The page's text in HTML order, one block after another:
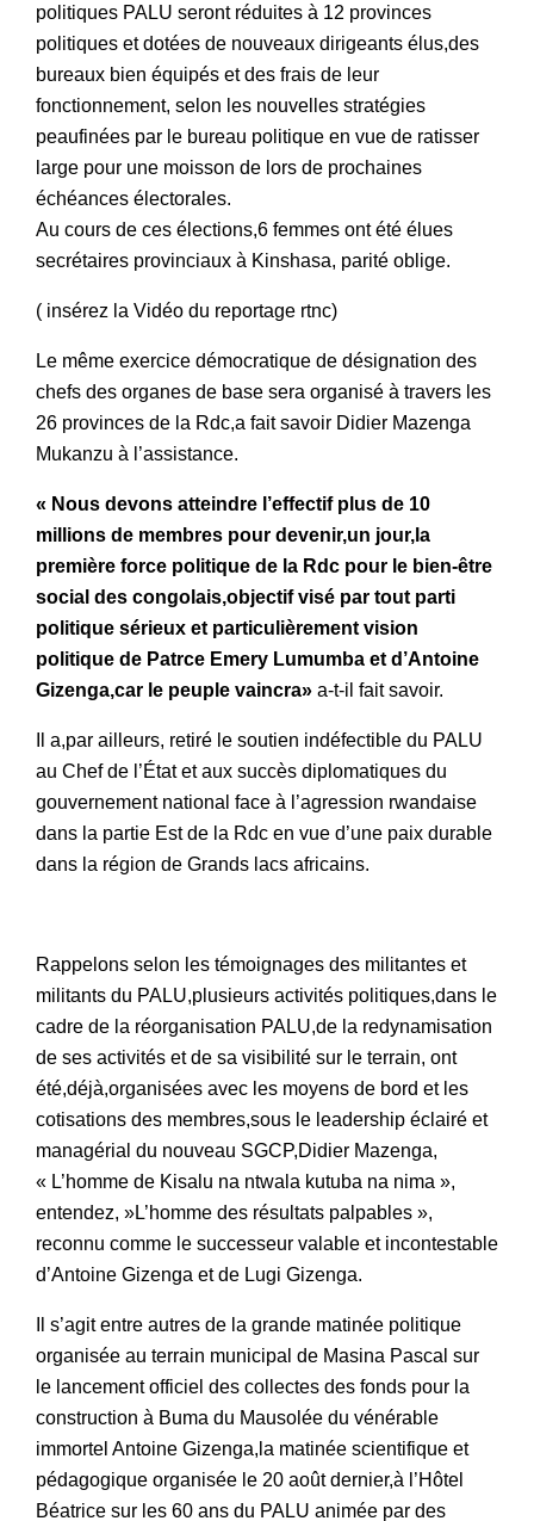
politiques PALU seront réduites à 12 provinces
politiques et dotées de nouveaux dirigeants élus,des
bureaux bien équipés et des frais de leur
fonctionnement, selon les nouvelles stratégies
peaufinées par le bureau politique en vue de ratisser
large pour une moisson de lors de prochaines
échéances électorales.
Au cours de ces élections,6 femmes ont été élues
secrétaires provinciaux à Kinshasa, parité oblige.
( insérez la Vidéo du reportage rtnc)
Le même exercice démocratique de désignation des
chefs des organes de base sera organisé à travers les
26 provinces de la Rdc,a fait savoir Didier Mazenga
Mukanzu à l’assistance.
« Nous devons atteindre l’effectif plus de 10
millions de membres pour devenir,un jour,la
première force politique de la Rdc pour le bien-être
social des congolais,objectif visé par tout parti
politique sérieux et particulièrement vision
politique de Patrce Emery Lumumba et d’Antoine
Gizenga,car le peuple vaincra» a-t-il fait savoir.
Il a,par ailleurs, retiré le soutien indéfectible du PALU
au Chef de l’État et aux succès diplomatiques du
gouvernement national face à l’agression rwandaise
dans la partie Est de la Rdc en vue d’une paix durable
dans la région de Grands lacs africains.
Rappelons selon les témoignages des militantes et
militants du PALU,plusieurs activités politiques,dans le
cadre de la réorganisation PALU,de la redynamisation
de ses activités et de sa visibilité sur le terrain, ont
été,déjà,organisées avec les moyens de bord et les
cotisations des membres,sous le leadership éclairé et
managérial du nouveau SGCP,Didier Mazenga,
« L’homme de Kisalu na ntwala kutuba na nima »,
entendez, »L’homme des résultats palpables »,
reconnu comme le successeur valable et incontestable
d’Antoine Gizenga et de Lugi Gizenga.
Il s’agit entre autres de la grande matinée politique
organisée au terrain municipal de Masina Pascal sur
le lancement officiel des collectes des fonds pour la
construction à Buma du Mausolée du vénérable
immortel Antoine Gizenga,la matinée scientifique et
pédagogique organisée le 20 août dernier,à l’Hôtel
Béatrice sur les 60 ans du PALU animée par des